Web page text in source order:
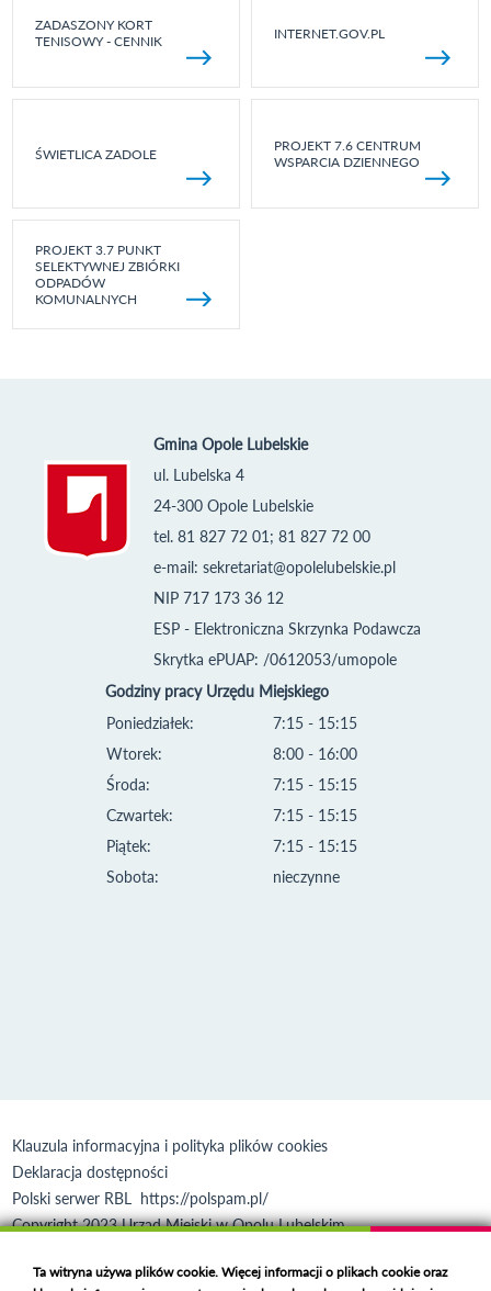
ZADASZONY KORT
TENISOWY - CENNIK
INTERNET.GOV.PL
ŚWIETLICA ZADOLE
PROJEKT 7.6 CENTRUM
WSPARCIA DZIENNEGO
PROJEKT 3.7 PUNKT
SELEKTYWNEJ ZBIÓRKI
ODPADÓW
KOMUNALNYCH
Gmina Opole Lubelskie
ul. Lubelska 4
24-300 Opole Lubelskie
tel. 81 827 72 01; 81 827 72 00
e-mail: sekretariat@opolelubelskie.pl
NIP 717 173 36 12
ESP - Elektroniczna Skrzynka Podawcza
Skrytka ePUAP: /0612053/umopole
Godziny pracy Urzędu Miejskiego
Poniedziałek:
Wtorek:
Środa:
Czwartek:
Piątek:
Sobota:
7:15 - 15:15
8:00 - 16:00
7:15 - 15:15
7:15 - 15:15
7:15 - 15:15
nieczynne
Klauzula informacyjna i polityka plików cookies
Deklaracja dostępności
Polski serwer RBL https://polspam.pl/
Copyright 2023 Urząd Miejski w Opolu Lubelskim
Ta witryna używa plików cookie. Więcej informacji o plikach cookie oraz